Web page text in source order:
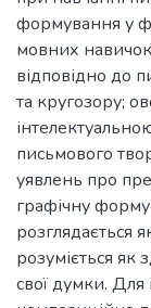
формування у
мовних
відповідно до
та кругозору;
письмового
уявлень про
графічну
розглядається
розуміється як
свої думки. Для